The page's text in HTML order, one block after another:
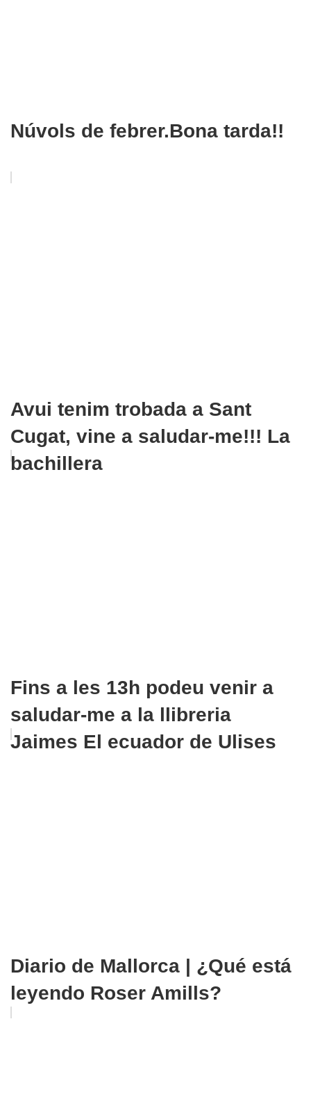
Núvols de febrer.Bona tarda!!
Avui tenim trobada a Sant
Cugat, vine a saludar-me!!! La
bachillera
Fins a les 13h podeu venir a
saludar-me a la llibreria
Jaimes El ecuador de Ulises
Diario de Mallorca | ¿Qué está
leyendo Roser Amills?